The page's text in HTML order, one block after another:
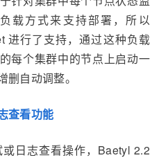
载方式来支持部署，所以
进行了支持，通过这种负载
每个集群中的节点上启动一
自动调整。
查看功能
日志查看操作，Baetyl 2.2